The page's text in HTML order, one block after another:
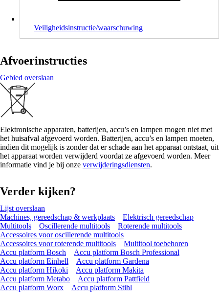
Veiligheidsinstructie/waarschuwing
Afvoerinstructies
Gebied overslaan
Elektronische apparaten, batterijen, accu’s en lampen mogen niet met
het huisafval afgevoerd worden. Batterijen, accu’s en lampen moeten,
indien dit mogelijk is zonder dat er schade aan het apparaat ontstaat, uit
het apparaat worden verwijderd voordat ze afgevoerd worden. Meer
informatie vind je bij onze verwijderingsdiensten.
Verder kijken?
Lijst overslaan
Machines, gereedschap & werkplaats
Elektrisch gereedschap
Multitools
Oscillerende multitools
Roterende multitools
Accessoires voor oscillerende multitools
Accessoires voor roterende multitools
Multitool toebehoren
Accu platform Bosch
Accu platform Bosch Professional
Accu platform Einhell
Accu platform Gardena
Accu platform Hikoki
Accu platform Makita
Accu platform Metabo
Accu platform Pattfield
Accu platform Worx
Accu platform Stihl